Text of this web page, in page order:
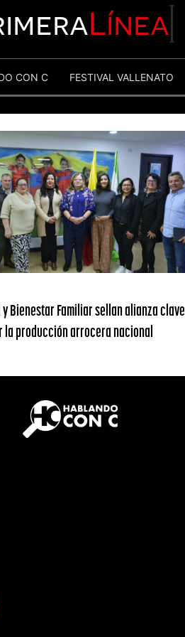
Línea
CON C FESTIVAL VALLENATO
Bienestar Familiar sellan alianza clave
producción arrocera nacional